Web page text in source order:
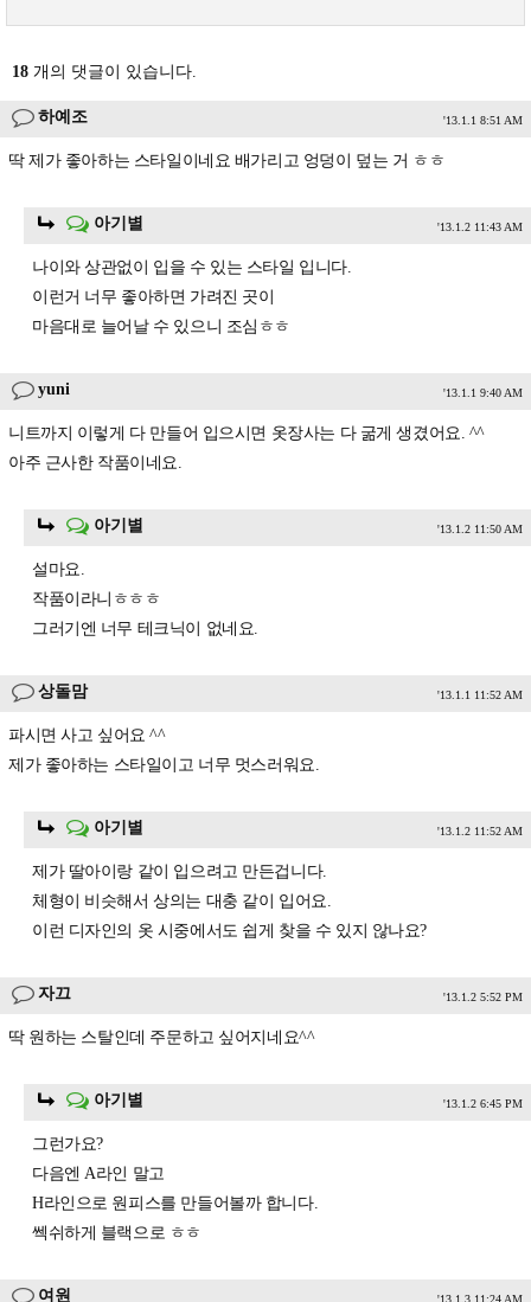
18 개의 댓글이 있습니다.
하예조 '13.1.1 8:51 AM
딱 제가 좋아하는 스타일이네요 배가리고 엉덩이 덮는 거 ㅎㅎ
아기별 '13.1.2 11:43 AM
나이와 상관없이 입을 수 있는 스타일 입니다.
이런거 너무 좋아하면 가려진 곳이
마음대로 늘어날 수 있으니 조심ㅎㅎ
yuni '13.1.1 9:40 AM
니트까지 이렇게 다 만들어 입으시면 옷장사는 다 굶게 생겼어요. ^^
아주 근사한 작품이네요.
아기별 '13.1.2 11:50 AM
설마요.
작품이라니ㅎㅎㅎ
그러기엔 너무 테크닉이 없네요.
상돌맘 '13.1.1 11:52 AM
파시면 사고 싶어요 ^^
제가 좋아하는 스타일이고 너무 멋스러워요.
아기별 '13.1.2 11:52 AM
제가 딸아이랑 같이 입으려고 만든겁니다.
체형이 비슷해서 상의는 대충 같이 입어요.
이런 디자인의 옷 시중에서도 쉽게 찾을 수 있지 않나요?
자끄 '13.1.2 5:52 PM
딱 원하는 스탈인데 주문하고 싶어지네요^^
아기별 '13.1.2 6:45 PM
그런가요?
다음엔 A라인 말고
H라인으로 원피스를 만들어볼까 합니다.
쎅쉬하게 블랙으로 ㅎㅎ
여원 '13.1.3 11:24 AM